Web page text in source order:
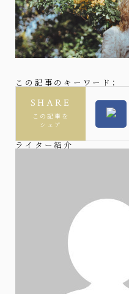
この記事のキーワード：
SHARE
この記事を
シェア
ライター紹介